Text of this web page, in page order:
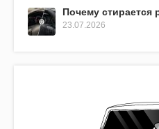
Почему стирается
23.07.2026